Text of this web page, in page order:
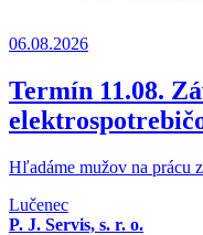
06.08.2026
Termín 11.08.
Hľadáme mužov na prácu
Lučenec
P. J. Servis, s. r. o.